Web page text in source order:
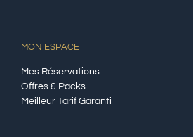
MON ESPACE
Mes Réservations
Offres & Packs
Meilleur Tarif Garanti